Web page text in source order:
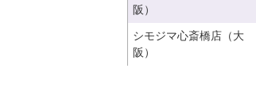
阪）
シモジマ心斎橋店（大
阪）